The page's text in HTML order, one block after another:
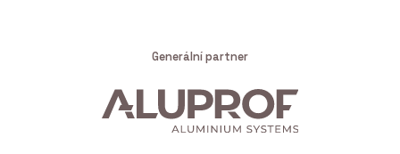
Generální partner